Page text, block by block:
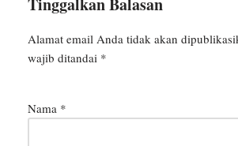
Alamat email Anda tidak akan
wajib ditandai *
Nama *